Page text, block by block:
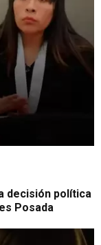
decisión política
Posada